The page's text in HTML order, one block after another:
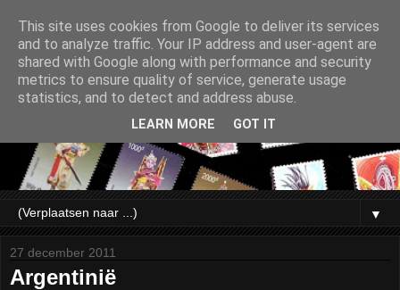
▼
27 december 2011
Argentinië
This site uses cookies from Google to deliver its services
and to analyze traffic. Your IP address and user-agent are
shared with Google along with performance and security
metrics to ensure quality of service, generate usage
statistics, and to detect and address abuse.
LEARN MORE GOT IT